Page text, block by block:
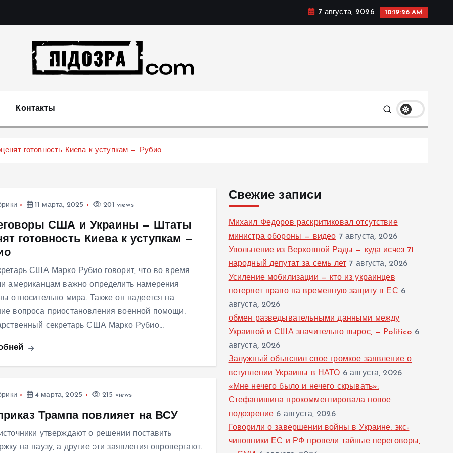
7 августа, 2026 10:19:27 AM
Контакты
готовность Киева к уступкам — Рубио
11 марта, 2025 201 views
США и Украины — Штаты
готовность Киева к уступкам —
США Марко Рубио говорит, что во время
американцам важно определить намерения
относительно мира. Также он надеется на
вопроса приостановления военной помощи.
секретарь США Марко Рубио…
4 марта, 2025 215 views
Трампа повлияет на ВСУ
утверждают о решении поставить
на паузу, а другие эти заявления опровергают.
Свежие записи
Михаил Федоров раскритиковал отсутствие
министра обороны — видео 7 августа, 2026
Увольнение из Верховной Рады — куда исчез 71
народный депутат за семь лет 7 августа, 2026
Усиление мобилизации — кто из украинцев
потеряет право на временную защиту в ЕС 6
августа, 2026
обмен разведывательными данными между
Украиной и США значительно вырос, — Politico 6
августа, 2026
Залужный объяснил свое громкое заявление о
вступлении Украины в НАТО 6 августа, 2026
«Мне нечего было и нечего скрывать»:
Стефанишина прокомментировала новое
подозрение 6 августа, 2026
Говорили о завершении войны в Украине: экс-
чиновники ЕС и РФ провели тайные переговоры,